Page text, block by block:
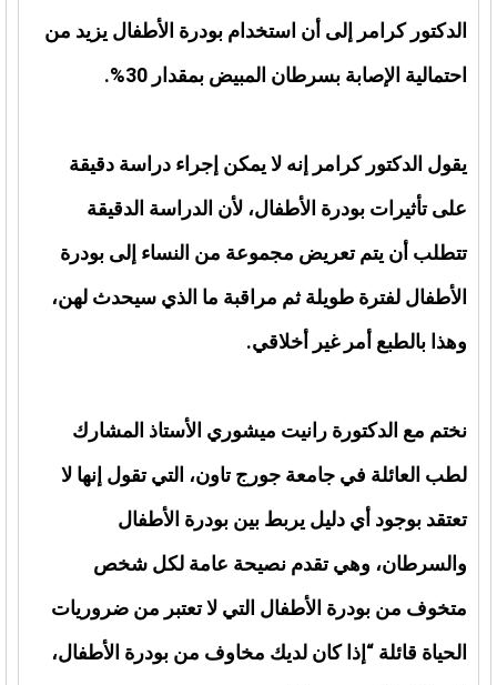
الدكتور كرامر إلى أن استخدام بودرة الأطفال يزيد من
احتمالية الإصابة بسرطان المبيض بمقدار 30%.
يقول الدكتور كرامر إنه لا يمكن إجراء دراسة دقيقة
على تأثيرات بودرة الأطفال، لأن الدراسة الدقيقة
تتطلب أن يتم تعريض مجموعة من النساء إلى بودرة
الأطفال لفترة طويلة ثم مراقبة ما الذي سيحدث لهن،
وهذا بالطبع أمر غير أخلاقي.
نختم مع الدكتورة رانيت ميشوري الأستاذ المشارك
لطب العائلة في جامعة جورج تاون، التي تقول إنها لا
تعتقد بوجود أي دليل يربط بين بودرة الأطفال
والسرطان، وهي تقدم نصيحة عامة لكل شخص
متخوف من بودرة الأطفال التي لا تعتبر من ضروريات
الحياة قائلة “إذا كان لديك مخاوف من بودرة الأطفال،